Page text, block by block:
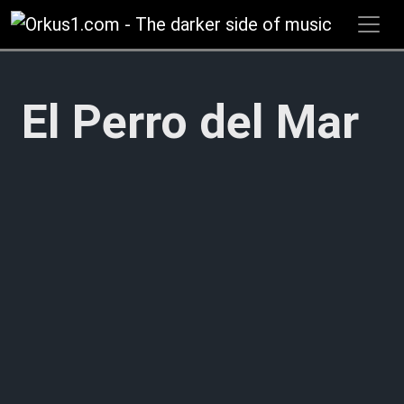
Zum
Inhalt
springen
El Perro del Mar